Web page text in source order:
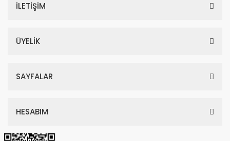
İLETİŞİM
ÜYELİK
SAYFALAR
HESABIM